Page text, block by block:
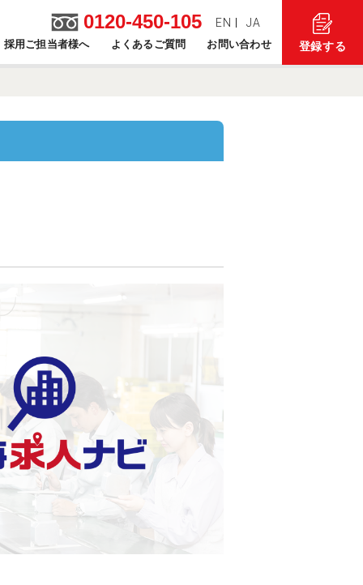
0120-450-105 EN JA
採用ご担当者様へ よくあるご質問 お問い合わせ 登録する